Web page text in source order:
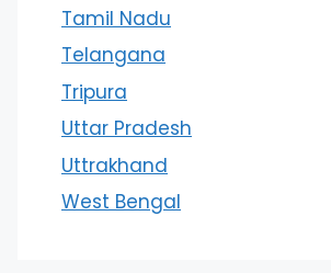
Tamil Nadu
Telangana
Tripura
Uttar Pradesh
Uttrakhand
West Bengal